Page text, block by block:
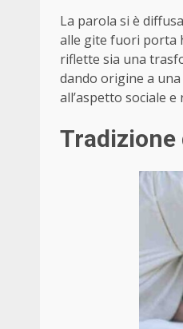
La parola si è
alle gite fuori porta
riflette sia una
dando origine a
all’aspetto sociale e
Tradizione